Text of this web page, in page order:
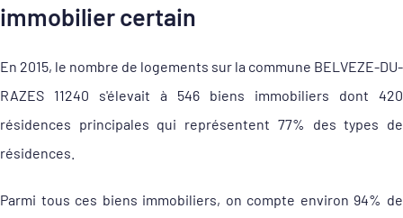
immobilier certain
En 2015, le nombre de logements sur la commune BELVEZE-DU-
RAZES 11240 s'élevait à 546 biens immobiliers dont 420
résidences principales qui représentent 77% des types de
résidences.
Parmi tous ces biens immobiliers, on compte environ 94% de